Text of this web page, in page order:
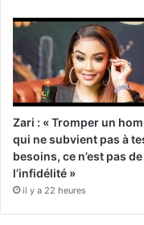
Zari : « Tromper un
qui ne subvient pas à
besoins, ce n’est pas de
l’infidélité »
il y a 22 heures